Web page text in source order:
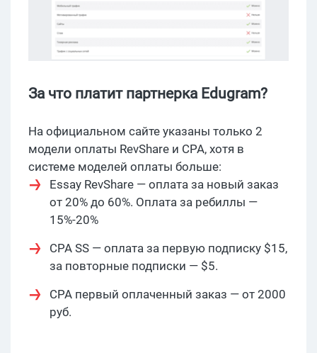
За что платит партнерка Edugram?
На официальном сайте указаны только 2
модели оплаты RevShare и CPA, хотя в
системе моделей оплаты больше:
Essay RevShare — оплата за новый заказ
от 20% до 60%. Оплата за ребиллы —
15%-20%
CPA SS — оплата за первую подписку $15,
за повторные подписки — $5.
CPA первый оплаченный заказ — от 2000
руб.